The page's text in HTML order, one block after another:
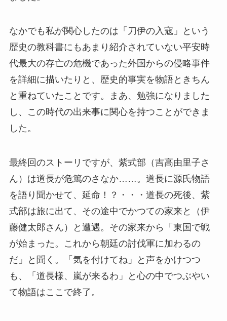
なかでも私が関心したのは「刀伊の入寇」という
歴史の教科書にもあまり紹介されていない平安時
代最大の存亡の危機であった外国からの侵略事件
を詳細に描いたりと、歴史的事実を物語ときちん
と重ねていたことです。まあ、勉強になりました
し、この時代の出来事に関心を持つことができま
した。
最終回のストーリですが、紫式部（吉高由里子さ
ん）は道長が危篤のさなか……。道長に源氏物語
を語り聞かせて、延命！？・・・道長の死後、紫
式部は旅に出て、その途中でかつての家来と（伊
藤健太郎さん）と遭遇。その家来から「東国で戦
が始まった。これから朝廷の討伐軍に加わるの
だ」と聞く。「気を付けてね」と声をかけつつ
も、「道長様、嵐が来るわ」と心の中でつぶやい
て物語はここで終了。